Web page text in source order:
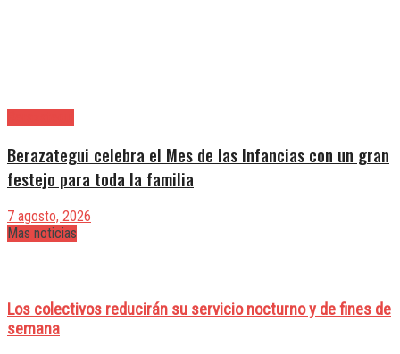
Berazategui celebra el Mes de las Infancias con un gran
festejo para toda la familia
7 agosto, 2026
Mas noticias
Los colectivos reducirán su servicio nocturno y de fines de
semana